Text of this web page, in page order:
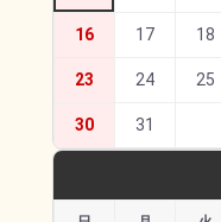
16 17 18
23 24 25
30 31